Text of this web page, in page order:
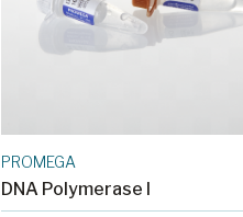
PROMEGA
DNA Polymerase I